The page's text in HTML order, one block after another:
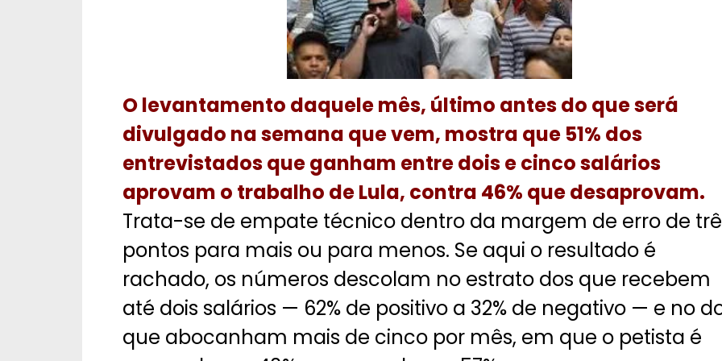
O levantamento daquele mês, último antes do que será
divulgado na semana que vem, mostra que 51% dos
entrevistados que ganham entre dois e cinco salários
aprovam o trabalho de Lula, contra 46% que desaprovam.
Trata-se de empate técnico dentro da margem de erro de
pontos para mais ou para menos. Se aqui o resultado é
rachado, os números descolam no estrato dos que recebem
até dois salários — 62% de positivo a 32% de negativo — e no
que abocanham mais de cinco por mês, em que o petista é